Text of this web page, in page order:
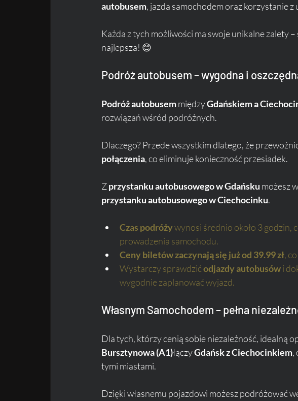
autobusem, jazda samochodem oraz korzystanie
Każda z tych możliwości ma swoje unikalne zalety
najlepsza! 😊
Podróż autobusem – wygodna i
Podróż autobusem między Gdańskiem a
rozwiązań wśród podróżnych.
Dlaczego? Przede wszystkim dlatego, że
połączenia, co eliminuje konieczność przesiadek.
Z przystanku autobusowego w Gdańsku możesz
przystanku autobusowego w Ciechocinku.
Czas podróży wynosi średnio około 3 godzin,
prowadzenia samochodu.
Ceny biletów zaczynają się już od 39.99 zł,
Wystarczy sprawdzić odjazdy autobusów i
wygodnie zaplanować wyjazd.
Własnym Samochodem – pełna
Dla tych, którzy cenią sobie niezależność, idealną
Bursztynowa (A1)łączy Gdańsk z Ciechocinkiem,
tymi miastami.
Dzięki własnemu pojazdowi możesz podróżować